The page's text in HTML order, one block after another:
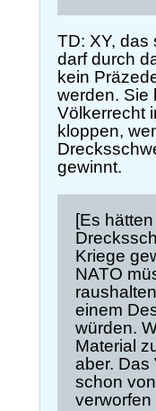
TD: XY, das
darf durch
kein
werden. Sie
Völkerrecht
kloppen,
gewinnt.
[Es
Kriege
NATO
einem
würden.
Material
aber. Das
schon
verworfen